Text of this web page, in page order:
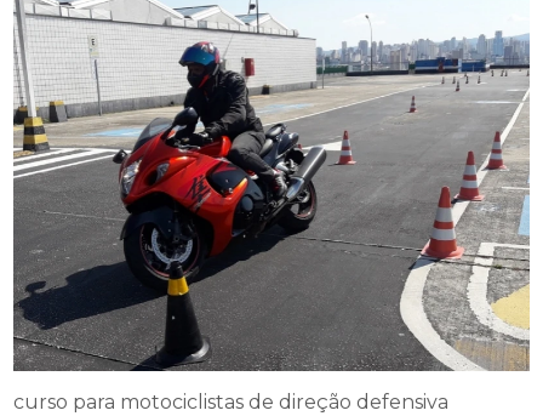
curso para motociclistas de direção defensiva